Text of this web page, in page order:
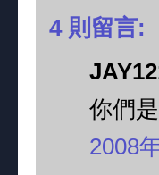
4 則留言:
你們
2008